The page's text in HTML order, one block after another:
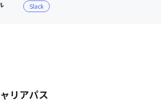
Slack
リアパス